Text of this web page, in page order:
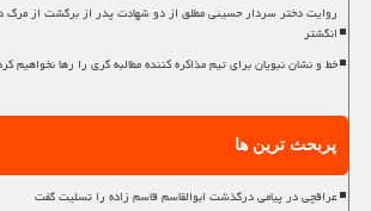
روایت دختر سردار حسینی مطلق از دو شهادت پدر از برگشت از مرگ
انگشتر
خط و نشان نبویان برای تیم مذاکره کننده مطالبه گری را رها نخواهیم
پربحث ترین ها
عراقچی در پیامی درگذشت ابوالقاسم قاسم زاده را تسلیت گفت